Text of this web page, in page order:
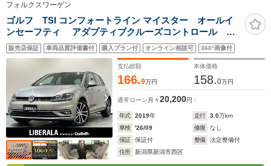
フォルクスワーゲン
ゴルフ TSI コンフォートライン マイスター オールイ
ンセーフティ アダプティブクルーズコントロール レ
ーンキープアシストシステム Volkswagen純正インフォテ
イメントシステムDiscover Pro 地デジTV受信 ドライブ
レコーダー LEDヘッドライト ETC2.0
販売店保証 車両品質評価書付 購入プラン付 オンライン相談可 360°画像付
支払総額
166.9万円
本体価格
158.0万円
通常ローン 月々20,200円
年式 2019年 走行 3.0万km
車検
'26/09 修復
なし
保証
保証付 整備
法定整備付
住所
新潟県新潟市西区